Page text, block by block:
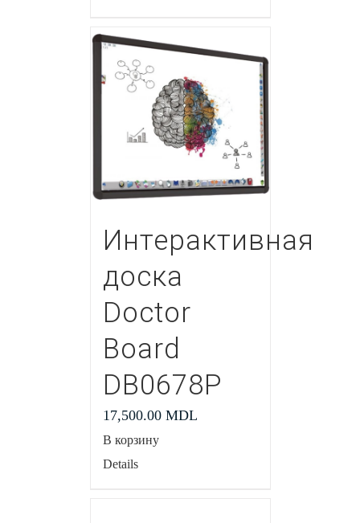
Интерактивная
доска
Doctor
Board
DB0678P
17,500.00 MDL
В корзину
Details